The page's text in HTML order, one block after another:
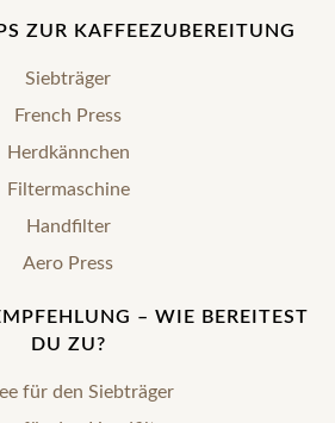
ZUR KAFFEEZUBEREITUNG
Siebträger
French Press
Herdkännchen
Filtermaschine
Handfilter
Aero Press
– WIE BEREITEST
DU ZU?
für den Siebträger